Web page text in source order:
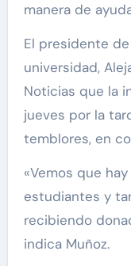
manera de
El presidente
universidad,
Noticias que la
jueves por la
temblores, en
«Vemos que
estudiantes y
recibiendo
indica Muñoz.